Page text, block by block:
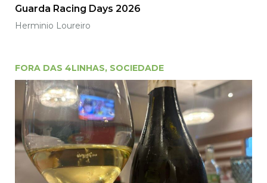
Guarda Racing Days 2026
Herminio Loureiro
FORA DAS 4LINHAS, SOCIEDADE